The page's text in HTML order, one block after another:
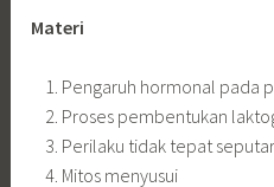
Materi
Pengaruh hormonal pada
Proses pembentukan
Perilaku tidak tepat
Mitos menyusui